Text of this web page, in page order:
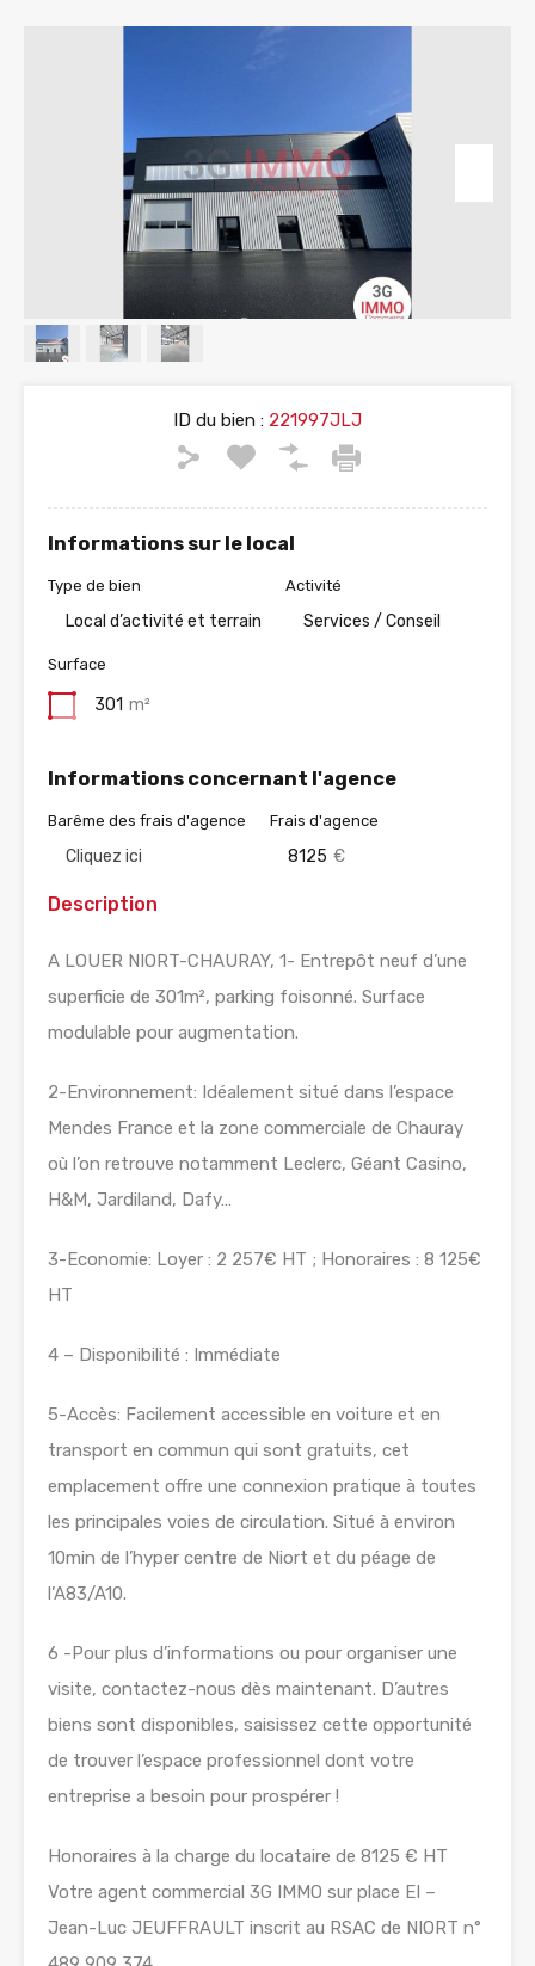
ID du bien : 221997JLJ
Informations sur le local
Type de bien
Local d’activité et terrain
Activité
Services / Conseil
Surface
301 m²
Informations concernant l'agence
Barême des frais d'agence
Cliquez ici
Frais d'agence
8125 €
Description
A LOUER NIORT-CHAURAY, 1- Entrepôt neuf d’une
superficie de 301m², parking foisonné. Surface
modulable pour augmentation.
2-Environnement: Idéalement situé dans l’espace
Mendes France et la zone commerciale de Chauray
où l’on retrouve notamment Leclerc, Géant Casino,
H&M, Jardiland, Dafy…
3-Economie: Loyer : 2 257€ HT ; Honoraires : 8 125€
HT
4 – Disponibilité : Immédiate
5-Accès: Facilement accessible en voiture et en
transport en commun qui sont gratuits, cet
emplacement offre une connexion pratique à toutes
les principales voies de circulation. Situé à environ
10min de l’hyper centre de Niort et du péage de
l’A83/A10.
6 -Pour plus d’informations ou pour organiser une
visite, contactez-nous dès maintenant. D’autres
biens sont disponibles, saisissez cette opportunité
de trouver l’espace professionnel dont votre
entreprise a besoin pour prospérer !
Honoraires à la charge du locataire de 8125 € HT
Votre agent commercial 3G IMMO sur place EI –
Jean-Luc JEUFFRAULT inscrit au RSAC de NIORT n°